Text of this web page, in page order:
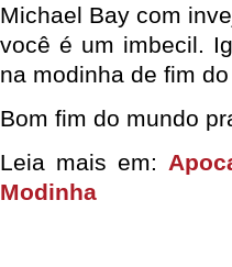
Michael Bay com
você é um imbecil.
na modinha de fim
Bom fim do mundo
Leia mais em:
Modinha